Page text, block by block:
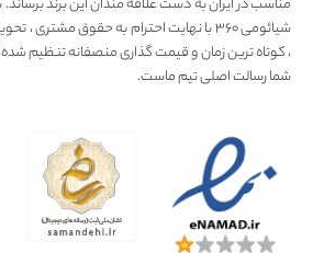
مناسب در ایران به دست علاقه مندان این برند
شیائومی ۳۶۰ با نهایت احترام به حقوق
، کوتاه ترین زمان و قیمت گذاری منصفانه تنظیم
شما رسالت اصلی تیم ماست.